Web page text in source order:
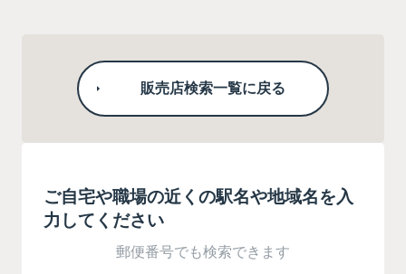
販売店検索一覧に戻る
ご自宅や職場の近くの駅名や地域名を入
力してください
郵便番号でも検索できます